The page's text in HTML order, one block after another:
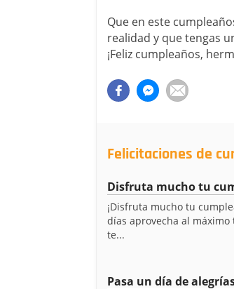
Que en este
realidad y que tengas
¡Feliz cumpleaños,
Felicitaciones de
Disfruta mucho tu
¡Disfruta mucho tu
días aprovecha al
te...
Pasa un día de